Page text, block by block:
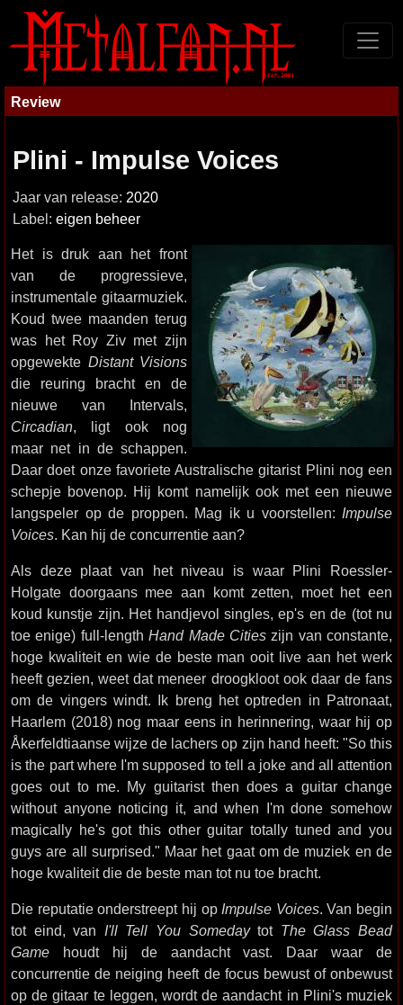
Review
Plini - Impulse Voices
Jaar van release: 2020
Label: eigen beheer
Het is druk aan het front
van de progressieve,
instrumentale gitaarmuziek.
Koud twee maanden terug
was het Roy Ziv met zijn
opgewekte Distant Visions
die reuring bracht en de
nieuwe van Intervals,
Circadian, ligt ook nog
maar net in de schappen.
Daar doet onze favoriete Australische gitarist Plini nog een
schepje bovenop. Hij komt namelijk ook met een nieuwe
langspeler op de proppen. Mag ik u voorstellen: Impulse
Voices. Kan hij de concurrentie aan?
Als deze plaat van het niveau is waar Plini Roessler-
Holgate doorgaans mee aan komt zetten, moet het een
koud kunstje zijn. Het handjevol singles, ep's en de (tot nu
toe enige) full-lengthHand Made Citieszijn van constante,
hoge kwaliteit en wie de beste man ooit live aan het werk
heeft gezien, weet dat meneer droogkloot ook daar de fans
om de vingers windt. Ik breng het optreden in Patronaat,
Haarlem (2018) nog maar eens in herinnering, waar hij op
Åkerfeldtiaanse wijze de lachers op zijn hand heeft: "So this
is the part where I'm supposed to tell a joke and all attention
goes out to me. My guitarist then does a guitar change
without anyone noticing it, and when I'm done somehow
magically he's got this other guitar totally tuned and you
guys are all surprised." Maar het gaat om de muziek en de
hoge kwaliteit die de beste man tot nu toe bracht.
Die reputatie onderstreept hij op Impulse Voices. Van begin
tot eind, van I'll Tell You Somedaytot The Glass Bead
Game houdt hij de aandacht vast. Daar waar de
concurrentie de neiging heeft de focus bewust of onbewust
op de gitaar te leggen, wordt de aandacht in Plini's muziek